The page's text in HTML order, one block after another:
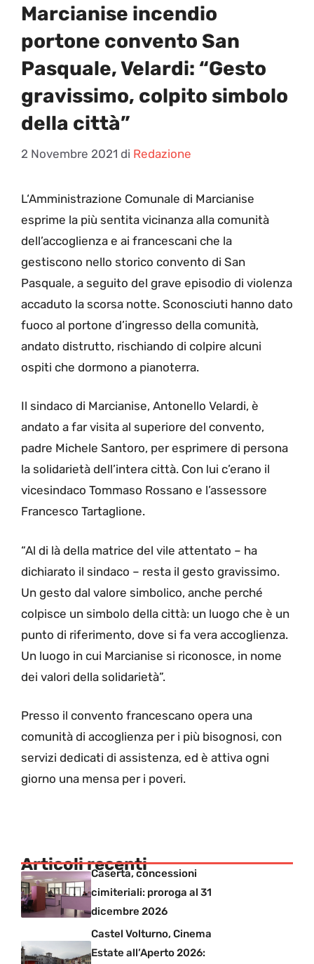
Marcianise incendio
portone convento San
Pasquale, Velardi: “Gesto
gravissimo, colpito simbolo
della città”
2 Novembre 2021 di Redazione
L‘Amministrazione Comunale di Marcianise
esprime la più sentita vicinanza alla comunità
dell’accoglienza e ai francescani che la
gestiscono nello storico convento di San
Pasquale, a seguito del grave episodio di violenza
accaduto la scorsa notte. Sconosciuti hanno dato
fuoco al portone d’ingresso della comunità,
andato distrutto, rischiando di colpire alcuni
ospiti che dormono a pianoterra.
Il sindaco di Marcianise, Antonello Velardi, è
andato a far visita al superiore del convento,
padre Michele Santoro, per esprimere di persona
la solidarietà dell’intera città. Con lui c’erano il
vicesindaco Tommaso Rossano e l’assessore
Francesco Tartaglione.
“Al di là della matrice del vile attentato – ha
dichiarato il sindaco – resta il gesto gravissimo.
Un gesto dal valore simbolico, anche perché
colpisce un simbolo della città: un luogo che è un
punto di riferimento, dove si fa vera accoglienza.
Un luogo in cui Marcianise si riconosce, in nome
dei valori della solidarietà”.
Presso il convento francescano opera una
comunità di accoglienza per i più bisognosi, con
servizi dedicati di assistenza, ed è attiva ogni
giorno una mensa per i poveri.
Articoli recenti
Caserta, concessioni
cimiteriali: proroga al 31
dicembre 2026
Castel Volturno, Cinema
Estate all’Aperto 2026: